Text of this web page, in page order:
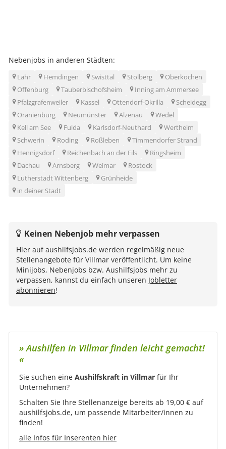
Nebenjobs in anderen Städten:
Lahr Hemdingen Swisttal Stolberg
Oberkochen
Offenburg
Tauberbischofsheim
Inning am Ammersee
Pfalzgrafenweiler
Kassel Ottendorf-Okrilla
Scheidegg
Oranienburg
Neumünster Alzenau
Wedel
Kell am See
Fulda Karlsdorf-Neuthard
Wertheim
Schwerin
Roding Roßleben
Timmendorfer Strand
Hennigsdorf
Reichenbach an der Fils
Ringsheim
Dachau
Arnsberg Weimar
Rostock
Lutherstadt Wittenberg
Grünheide
in deiner Stadt
Keinen Nebenjob mehr verpassen
Hier auf aushilfsjobs.de werden regelmäßig neue
Stellenangebote für Villmar veröffentlicht. Um keine
Minijobs, Nebenjobs bzw. Aushilfsjobs mehr zu
verpassen, kannst du einfach unseren Jobletter
abonnieren!
» Aushilfen in Villmar finden leicht gemacht!
«
Sie suchen eine Aushilfskraft in Villmar für Ihr
Unternehmen?
Schalten Sie Ihre Stellenanzeige bereits ab 19,00 € auf
aushilfsjobs.de, um passende Mitarbeiter/innen zu
finden!
alle Infos für Inserenten hier